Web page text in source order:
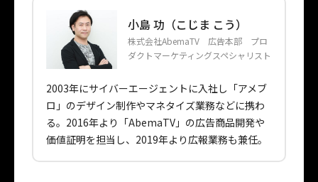
小島 功（こじま こう）
株式会社AbemaTV 広告本部 プロ
ダクトマーケティングスペシャリスト
2003年にサイバーエージェントに入社し「アメブ
ロ」のデザイン制作やマネタイズ業務などに携わ
る。2016年より「AbemaTV」の広告商品開発や
価値証明を担当し、2019年より広報業務も兼任。